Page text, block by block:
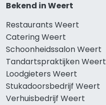
Bekend in Weert
Restaurants Weert
Catering Weert
Schoonheidssalon Weert
Tandartspraktijken Weert
Loodgieters Weert
Stukadoorsbedrijf Weert
Verhuisbedrijf Weert